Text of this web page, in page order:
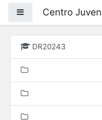
Painel lateral
Centro
DR20243